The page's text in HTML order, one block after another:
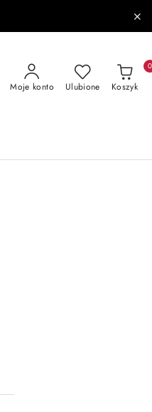
Moje konto Ulubione Koszyk
0